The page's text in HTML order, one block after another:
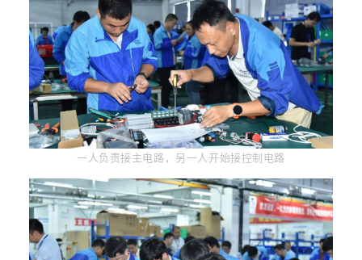
一人负责接主电路，另一人开始接控制电路